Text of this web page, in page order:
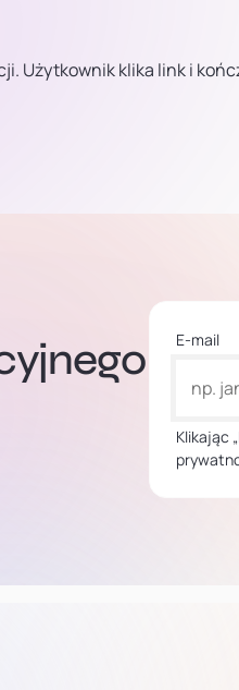
Użytkownik klika link i
E-mail
Klikając